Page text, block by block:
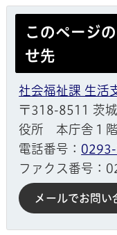
このページ
せ先
社会福祉課 生活
〒318-8511 茨
役所 本庁舎１階
電話番号：
ファクス番号：
メールでお問い